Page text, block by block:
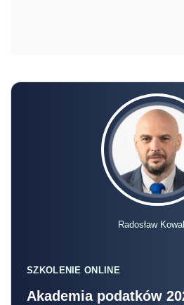
Radosław
SZKOLENIE ONLINE
Akademia podatków